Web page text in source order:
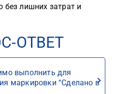
лишних затрат и
ОТВЕТ
выполнить для
маркировки “Сделано в